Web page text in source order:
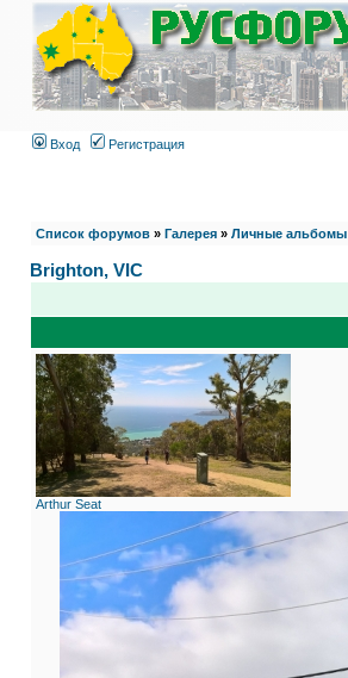
Вход Регистрация
Список форумов » Галерея » Личные альбомы
Brighton, VIC
Arthur Seat